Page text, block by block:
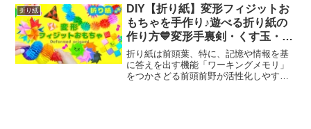
人が負けというもの。さらにアレンジを
加えて、隣り合うバブ...
折り紙
DIY【折り紙】変形フィジットお
もちゃを手作り♪遊べる折り紙の
作り方💙変形手裏剣・くす玉・キ
ューブ・ポップチューブ・トライ
アングル How to make
deformation Origami
折り紙は前頭葉、特に、記憶や情報を基
に答えを出す機能「ワーキングメモリ」
をつかさどる前頭前野が活性化しやすい